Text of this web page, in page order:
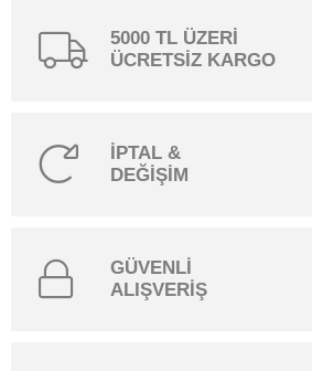
5000 TL ÜZERİ
ÜCRETSİZ KARGO
İPTAL &
DEĞİŞİM
GÜVENLİ
ALIŞVERİŞ